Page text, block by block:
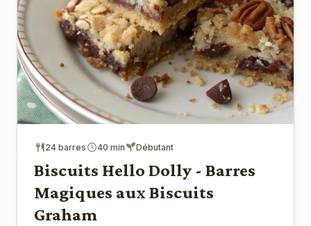
24 barres 40 min Débutant
Biscuits Hello Dolly - Barres
Magiques aux Biscuits
Graham